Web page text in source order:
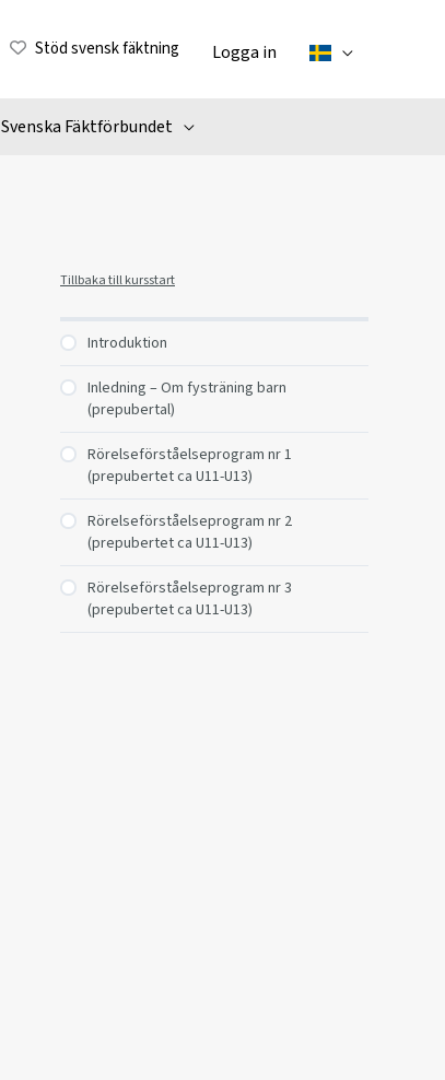
Stöd svensk fäktning Logga in
Svenska Fäktförbundet
Tillbaka till kursstart
Introduktion
Inledning – Om fysträning barn
(prepubertal)
Rörelseförståelseprogram nr 1
(prepubertet ca U11-U13)
Rörelseförståelseprogram nr 2
(prepubertet ca U11-U13)
Rörelseförståelseprogram nr 3
(prepubertet ca U11-U13)